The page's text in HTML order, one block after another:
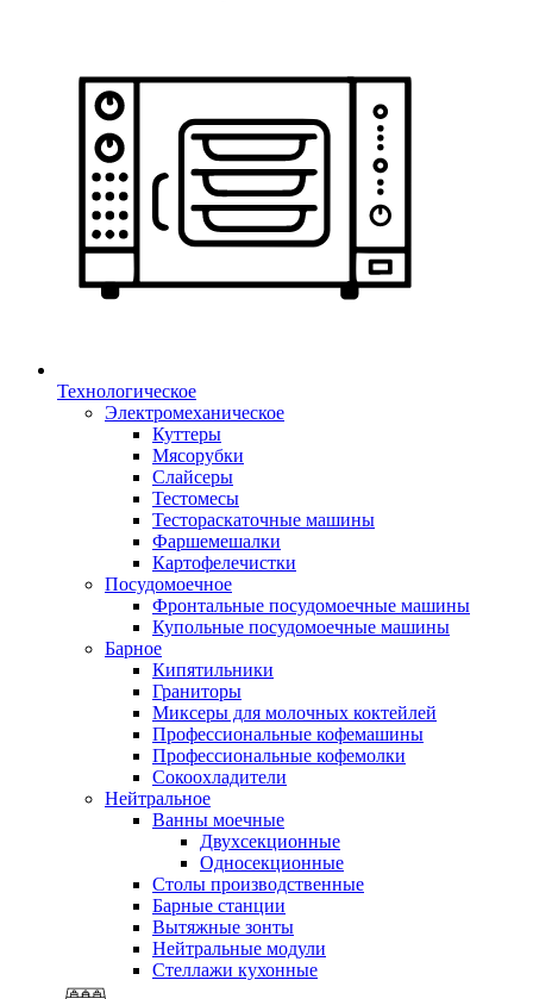
Технологическое
Электромеханическое
Куттеры
Мясорубки
Слайсеры
Тестомесы
Тестораскаточные машины
Фаршемешалки
Картофелечистки
Посудомоечное
Фронтальные посудомоечные машины
Купольные посудомоечные машины
Барное
Кипятильники
Граниторы
Миксеры для молочных коктейлей
Профессиональные кофемашины
Профессиональные кофемолки
Сокоохладители
Нейтральное
Ванны моечные
Двухсекционные
Односекционные
Столы производственные
Барные станции
Вытяжные зонты
Нейтральные модули
Стеллажи кухонные